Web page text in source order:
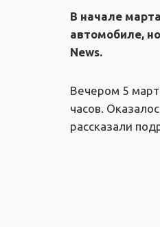
В начале
автомобиле,
News.
Вечером 5
часов.
рассказали